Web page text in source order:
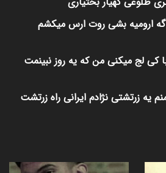
ارومیه بشی روت ارس میکشم
کی لج میکنی من که یه روز نبینمت
یه زرتشتی نژادم ایرانی راه زرتشت